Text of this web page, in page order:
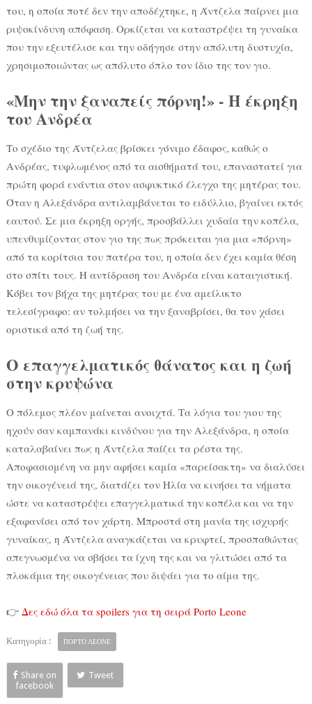
του, η οποία ποτέ δεν την αποδέχτηκε, η Άντζελα παίρνει μια
ριψοκίνδυνη απόφαση. Ορκίζεται να καταστρέψει τη γυναίκα
που την εξευτέλισε και την οδήγησε στην απόλυτη δυστυχία,
χρησιμοποιώντας ως απόλυτο όπλο τον ίδιο της τον γιο.
«Μην την ξαναπείς πόρνη!» - Η έκρηξη
του Ανδρέα
Το σχέδιο της Άντζελας βρίσκει γόνιμο έδαφος, καθώς ο
Ανδρέας, τυφλωμένος από τα αισθήματά του, επαναστατεί για
πρώτη φορά ενάντια στον ασφυκτικό έλεγχο της μητέρας του.
Όταν η Αλεξάνδρα αντιλαμβάνεται το ειδύλλιο, βγαίνει εκτός
εαυτού. Σε μια έκρηξη οργής, προσβάλλει χυδαία την κοπέλα,
υπενθυμίζοντας στον γιο της πως πρόκειται για μια «πόρνη»
από τα κορίτσια του πατέρα του, η οποία δεν έχει καμία θέση
στο σπίτι τους. Η αντίδραση του Ανδρέα είναι καταιγιστική.
Κόβει τον βήχα της μητέρας του με ένα αμείλικτο
τελεσίγραφο: αν τολμήσει να την ξαναβρίσει, θα τον χάσει
οριστικά από τη ζωή της.
Ο επαγγελματικός θάνατος και η ζωή
στην κρυψώνα
Ο πόλεμος πλέον μαίνεται ανοιχτά. Τα λόγια του γιου της
ηχούν σαν καμπανάκι κινδύνου για την Αλεξάνδρα, η οποία
καταλαβαίνει πως η Άντζελα παίζει τα ρέστα της.
Αποφασισμένη να μην αφήσει καμία «παρείσακτη» να διαλύσει
την οικογένειά της, διατάζει τον Ηλία να κινήσει τα νήματα
ώστε να καταστρέψει επαγγελματικά την κοπέλα και να την
εξαφανίσει από τον χάρτη. Μπροστά στη μανία της ισχυρής
γυναίκας, η Άντζελα αναγκάζεται να κρυφτεί, προσπαθώντας
απεγνωσμένα να σβήσει τα ίχνη της και να γλιτώσει από τα
πλοκάμια της οικογένειας που διψάει για το αίμα της.
👉 Δες εδώ όλα τα spoilers για τη σειρά Porto Leone
Κατηγορία : ΠΟΡΤΟ ΛΕΟΝΕ
Share on
facebook
Tweet